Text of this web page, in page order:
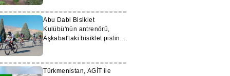
Abu Dabi Bisiklet
Kulübü'nün antrenörü,
Aşkabat'taki bisiklet pistini
Türkmenistan, AGİT ile